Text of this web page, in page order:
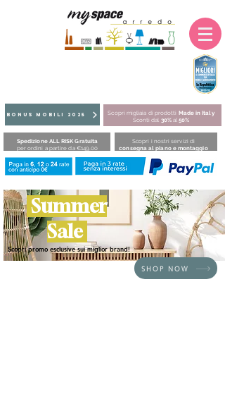
BONUS MOBILI 2025 Scopri migliaia di prodotti Made in Italy
Sconti dal 30%al50%
Spedizione ALL RISK Gratuita
per ordini a partire da €149,00
Scopri i nostri servizi di
consegna al piano e montaggio
Summer
Sale
SHOP NOW
Scopri promo esclusive sui miglior brand!